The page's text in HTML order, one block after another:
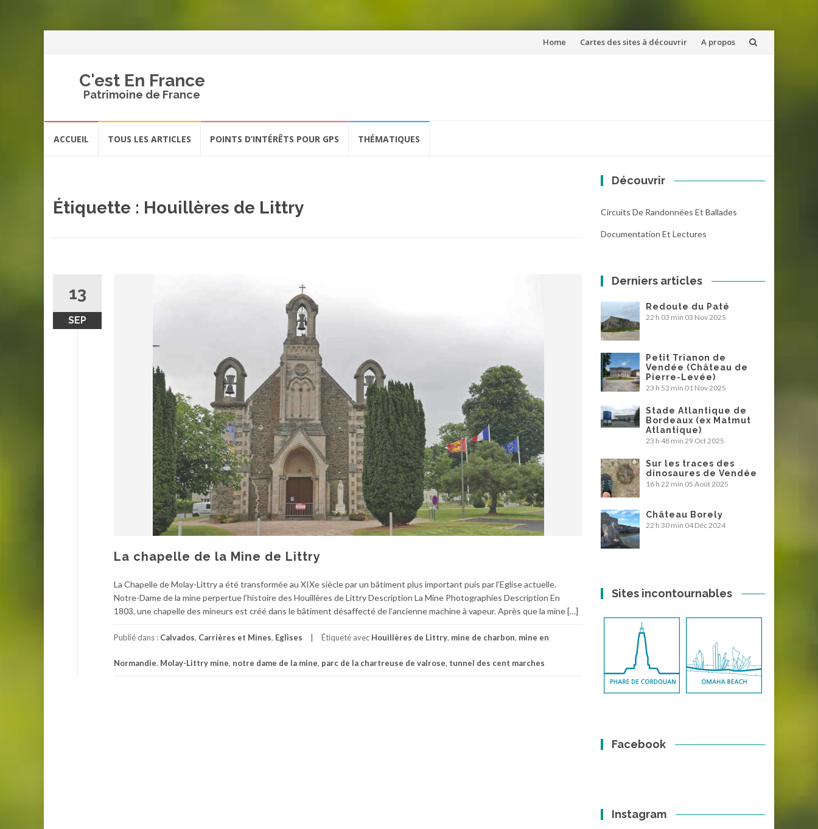
Aller
Home Cartes des sites à découvrir A propos
C'est En France
Patrimoine de France
ACCUEIL TOUS LES ARTICLES POINTS D’INTÉRÊTS POUR GPS THÉMATIQUES
Étiquette : Houillères de Littry
13
SEP
La chapelle de la Mine de Littry
La Chapelle de Molay-Littry a été transformée au XIXe siècle par un bâtiment plus important puis par l’Eglise actuelle.
Notre-Dame de la mine perpertue l’histoire des Houillères de Littry Description La Mine Photographies Description En
1803, une chapelle des mineurs est créé dans le bâtiment désaffecté de l’ancienne machine à vapeur. Après que la mine […]
Publié dans : Calvados, Carrières et Mines, Eglises Étiqueté avec Houillères de Littry, mine de charbon, mine en
Normandie, Molay-Littry mine, notre dame de la mine, parc de la chartreuse de valrose, tunnel des cent marches
Découvrir
Circuits De Randonnées Et Ballades
Documentation Et Lectures
Derniers articles
Redoute du Paté
22 h 03 min 03 Nov 2025
Petit Trianon de
Vendée (Château de
Pierre-Levée)
23 h 53 min 01 Nov 2025
Stade Atlantique de
Bordeaux (ex Matmut
Atlantique)
23 h 48 min 29 Oct 2025
Sur les traces des
dinosaures de Vendée
16 h 22 min 05 Août 2025
Château Borely
22 h 30 min 04 Déc 2024
Sites incontournables
Facebook
Instagram